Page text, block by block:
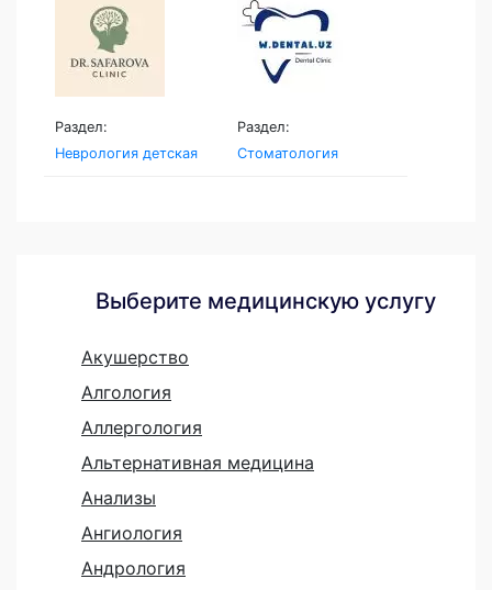
Раздел:
Неврология детская
Раздел:
Стоматология
Выберите медицинскую услугу
Акушерство
Алгология
Аллергология
Альтернативная медицина
Анализы
Ангиология
Андрология